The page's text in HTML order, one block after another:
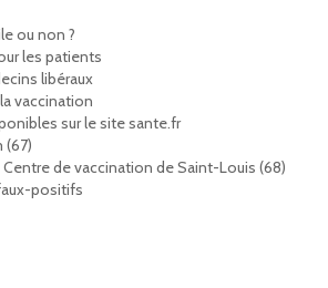
ou non ?
les patients
libéraux
vaccination
sur le site sante.fr
(67)
de vaccination de Saint-Louis (68)
positifs